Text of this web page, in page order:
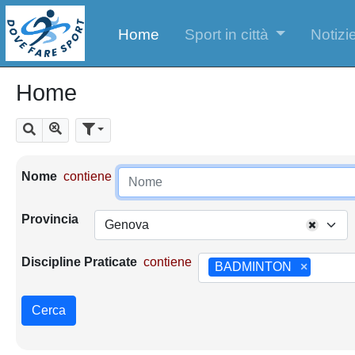
Home Sport in città
Home
Cerca Mostra tutti i risultati
Parametri di ricerca
Nome contiene
Provincia Genova
Discipline Praticate contiene ×
BADMINTON
Cerca